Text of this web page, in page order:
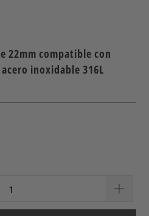
22mm compatible con
inoxidable 316L